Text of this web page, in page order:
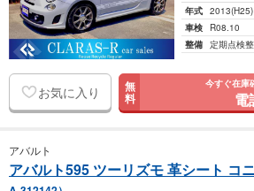
年式 2013(H25)
車検
R08.10
整備 定期点検
お気に入り 無
料
今すぐ在庫
電
アバルト
アバルト595 ツーリズモ 革シート コ